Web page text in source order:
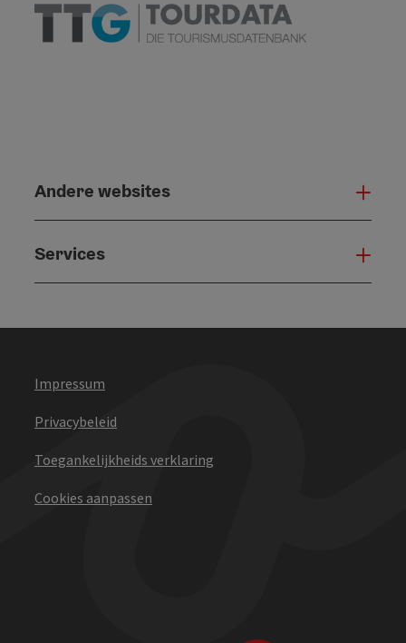
Andere websites
Services
Impressum
Privacybeleid
Toegankelijkheids verklaring
Cookies aanpassen